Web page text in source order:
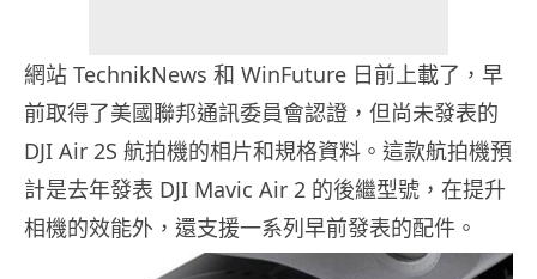
網站 TechnikNews 和 WinFuture 日前上載了，早
前取得了美國聯邦通訊委員會認證，但尚未發表的
DJI Air 2S 航拍機的相片和規格資料。這款航拍機預
計是去年發表 DJI Mavic Air 2 的後繼型號，在提升
相機的效能外，還支援一系列早前發表的配件。